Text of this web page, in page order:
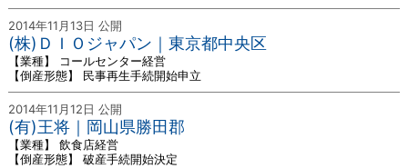
2014年11月13日 公開
(株)ＤＩＯジャパン｜東京都中央区
【業種】 コールセンター経営
【倒産形態】 民事再生手続開始申立
2014年11月12日 公開
(有)王将｜岡山県勝田郡
【業種】 飲食店経営
【倒産形態】 破産手続開始決定